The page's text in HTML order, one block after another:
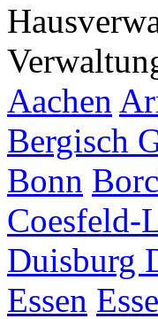
Aachen
Bergisch
Bonn
Coesfeld-
Duisburg
Essen